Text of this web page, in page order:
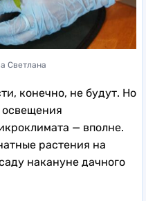
Светлана
конечно, не будут. Но
освещения
— вполне.
растения на
накануне дачного